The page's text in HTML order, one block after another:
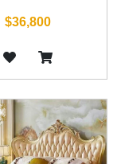
$36,800